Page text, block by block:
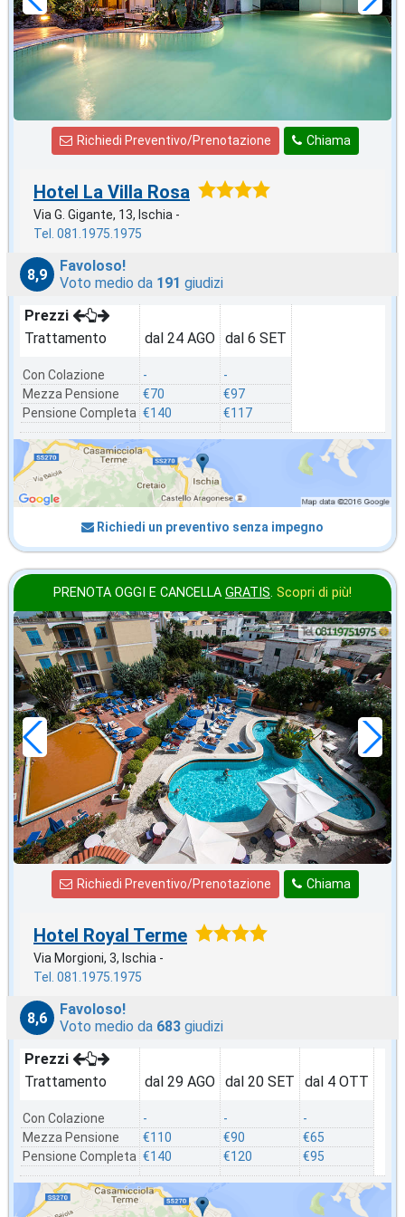
Chiama
Richiedi Preventivo/Prenotazione
Hotel La Villa Rosa
Via G. Gigante, 13, Ischia -
Tel. 081.1975.1975
8,9
Favoloso!
Voto medio da 191 giudizi
Prezzi
Trattamento
Con Colazione
Mezza Pensione
Pensione Completa
dal 24 AGO
-
€70
€140
dal 6 SET
-
€97
€117
Richiedi un preventivo senza impegno
PRENOTA OGGI E CANCELLA GRATIS. Scopri di più!
settembre
in offerta da
€90,00
a notte
Chiama
Richiedi Preventivo/Prenotazione
Hotel Royal Terme
Via Morgioni, 3, Ischia -
Tel. 081.1975.1975
8,6
Favoloso!
Voto medio da 683 giudizi
Prezzi
Trattamento
Con Colazione
Mezza Pensione
Pensione Completa
dal 29 AGO
-
€110
€140
dal 20 SET
-
€90
€120
dal 4 OTT
-
€65
€95